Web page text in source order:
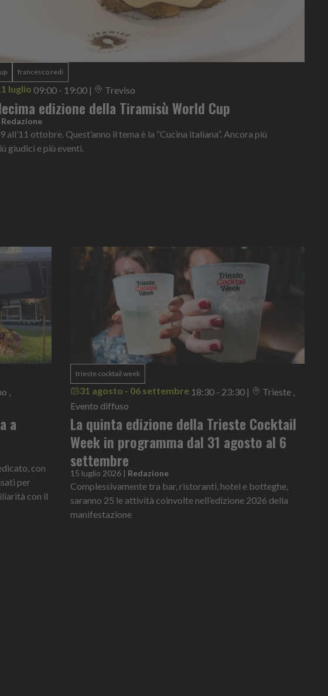
francesco redi
luglio 09:00 - 19:00 | Treviso
edizione della Tiramisù World Cup
Redazione
all’11 ottobre. Quest’anno il tema è la “Cucina italiana”. Ancora più
giudici e più eventi.
,
a
con
per
con il
trieste cocktail week
31 agosto - 06 settembre 18:30 - 23:30 |
Trieste ,
Evento diffuso
La quinta edizione della Trieste Cocktail
Week in programma dal 31 agosto al 6
settembre
15 luglio 2026 | Redazione
Complessivamente tra bar, ristoranti, hotel e botteghe,
saranno 25 le attività coinvolte nell’edizione 2026 della
manifestazione